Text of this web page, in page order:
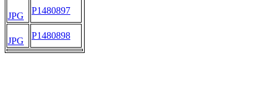
JPG
P1480897
JPG
P1480898